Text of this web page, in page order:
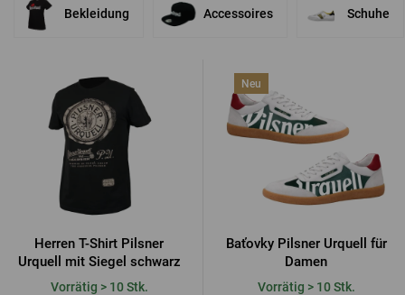
ANMELDUNG ÜBER GOOGLE
ANMELDUNG ÜBER APPLE
Es gibt auch weitere Bier-Souvenirs
Liebsten eine Freude machen können.
Bekleidung Accessoires Schuhe
Herren T-Shirt Pilsner
Urquell mit Siegel schwarz
Vorrätig > 10 Stk.
Neu
Baťovky Pilsner Urquell für
Damen
Vorrätig > 10 Stk.